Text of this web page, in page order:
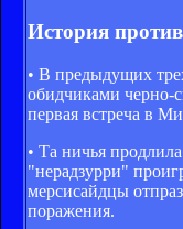
История
• В предыдущих
обидчиками черно-
первая встреча в
• Та ничья
"нерадзурри"
мерсисайдцы
поражения.